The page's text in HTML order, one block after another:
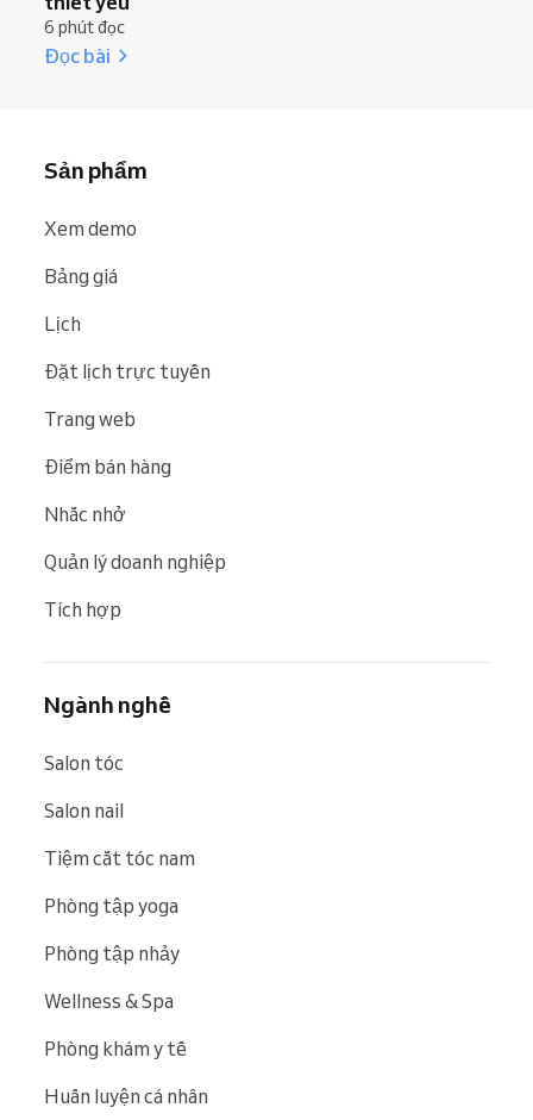
6 phút đọc
Đọc bài
Sản phẩm
Xem demo
Bảng giá
Lịch
Đặt lịch trực tuyến
Trang web
Điểm bán hàng
Nhắc nhở
Quản lý doanh nghiệp
Tích hợp
Ngành nghề
Salon tóc
Salon nail
Tiệm cắt tóc nam
Phòng tập yoga
Phòng tập nhảy
Wellness & Spa
Phòng khám y tế
Huấn luyện cá nhân